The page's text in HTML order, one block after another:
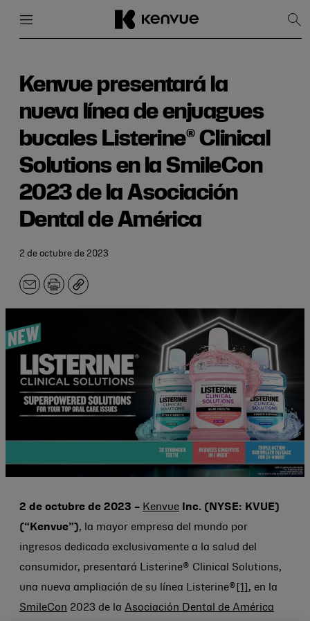
contenido
Kenvue presentará la
nueva línea de enjuagues
bucales Listerine® Clinical
Solutions en la SmileCon
2023 de la Asociación
Dental de América
2 de octubre de 2023
CorreoImprimir
Copiar
2 de octubre de 2023 – Kenvue Inc. (NYSE: KVUE)
(“Kenvue”), la mayor empresa del mundo por
ingresos dedicada exclusivamente a la salud del
consumidor, presentará Listerine® Clinical Solutions,
una nueva ampliación de su línea Listerine® [1] , en la
SmileCon 2023 de la Asociación Dental de América